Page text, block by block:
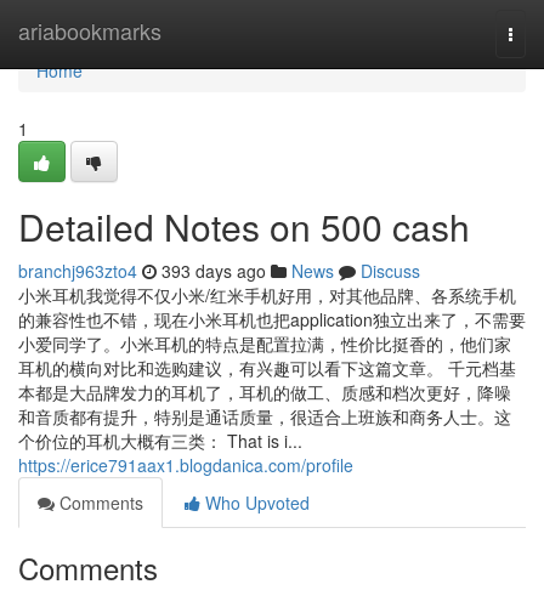
ariabookmarks
Home
Home
1
Detailed Notes on 500 cash
branchj963zto4 393 days ago News
Discuss
小米耳机我觉得不仅小米/红米手机好用，对其他品牌、各系统手机
的兼容性也不错，现在小米耳机也把application独立出来了，不需要
小爱同学了。小米耳机的特点是配置拉满，性价比挺香的，他们家
耳机的横向对比和选购建议，有兴趣可以看下这篇文章。 千元档基
本都是大品牌发力的耳机了，耳机的做工、质感和档次更好，降噪
和音质都有提升，特别是通话质量，很适合上班族和商务人士。这
个价位的耳机大概有三类： That is i...
https://erice791aax1.blogdanica.com/profile
Comments
Who Upvoted
Comments